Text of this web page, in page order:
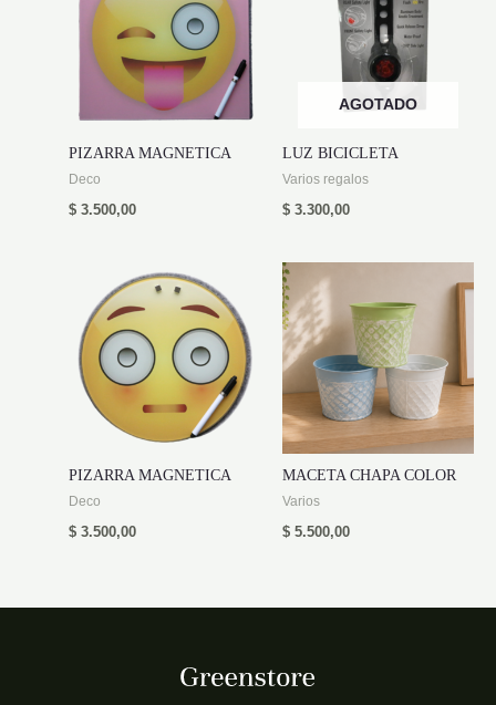
PIZARRA MAGNETICA
Deco
$ 3.500,00
AGOTADO
LUZ BICICLETA
Varios regalos
$ 3.300,00
PIZARRA MAGNETICA
Deco
$ 3.500,00
MACETA CHAPA COLOR
Varios
$ 5.500,00